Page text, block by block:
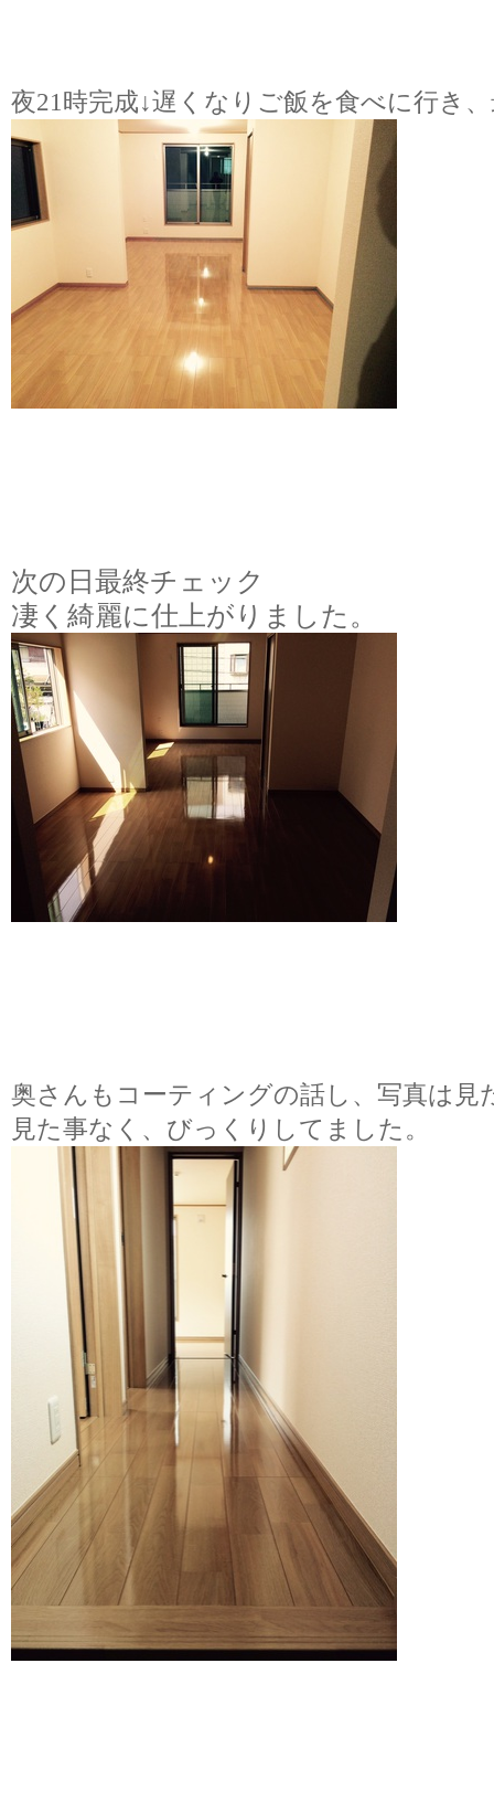
夜21時完成↓遅くなりご飯を食べに行き
次の日最終チェック
凄く綺麗に仕上がりました。
奥さんもコーティングの話し、写真は見
見た事なく、びっくりしてました。